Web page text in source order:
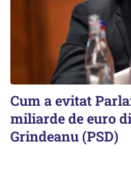
Cum a evitat
miliarde de euro
Grindeanu (PSD)